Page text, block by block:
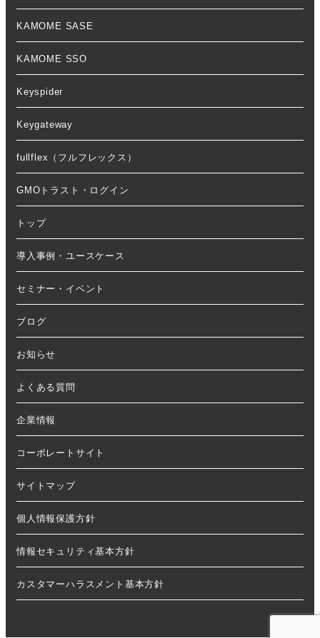
KAMOME SASE
KAMOME SSO
Keyspider
Keygateway
fullflex（フルフレックス）
GMOトラスト・ログイン
トップ
導入事例・ユースケース
セミナー・イベント
ブログ
お知らせ
よくある質問
企業情報
コーポレートサイト
サイトマップ
個人情報保護方針
情報セキュリティ基本方針
カスタマーハラスメント基本方針